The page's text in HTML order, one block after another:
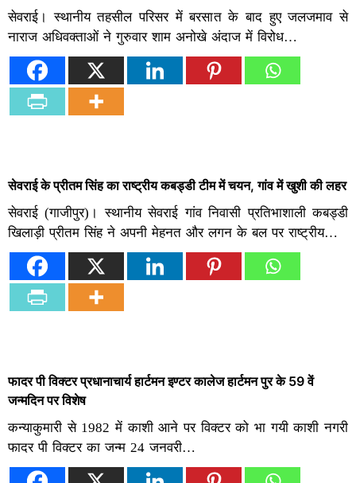
सेवराई। स्थानीय तहसील परिसर में बरसात के बाद हुए जलजमाव से
नाराज अधिवक्ताओं ने गुरुवार शाम अनोखे अंदाज में विरोध…
सेवराई के प्रीतम सिंह का राष्ट्रीय कबड्डी टीम में चयन, गांव में खुशी की लहर
सेवराई (गाजीपुर)। स्थानीय सेवराई गांव निवासी प्रतिभाशाली कबड्डी
खिलाड़ी प्रीतम सिंह ने अपनी मेहनत और लगन के बल पर राष्ट्रीय…
फादर पी विक्टर प्रधानाचार्य हार्टमन इण्टर कालेज हार्टमन पुर के 59 वें
जन्मदिन पर विशेष
कन्याकुमारी से 1982 में काशी आने पर विक्टर को भा गयी काशी नगरी
फादर पी विक्टर का जन्म 24 जनवरी…